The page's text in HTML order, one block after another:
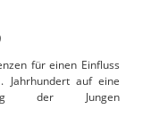
für einen Einfluss
Jahrhundert auf eine
der Jungen